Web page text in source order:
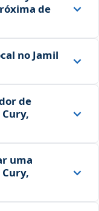
de
no Jamil
de
uma